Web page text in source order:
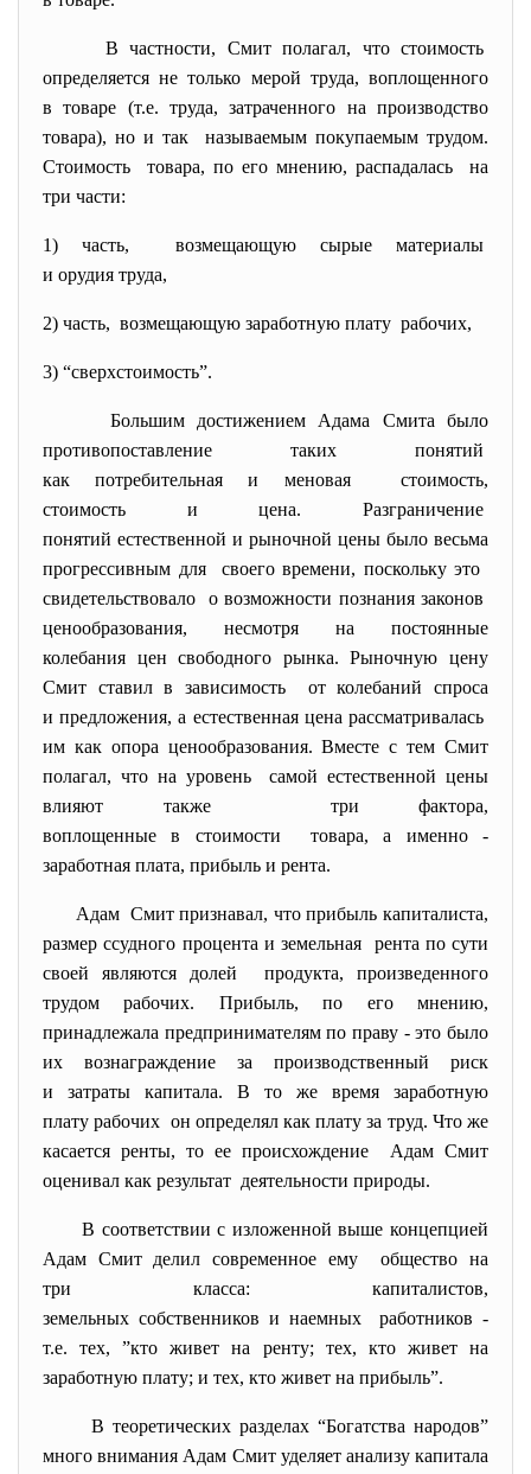
В частности, Смит полагал, что стоимость
определяется не только мерой труда, воплощенного
в товаре (т.е. труда, затраченного на производство
товара), но и так называемым покупаемым трудом.
Стоимость товара, по его мнению, распадалась на
три части:
1) часть, возмещающую сырые материалы
и орудия труда,
2) часть, возмещающую заработную плату рабочих,
3) “сверхстоимость”.
Большим достижением Адама Смита было
противопоставление таких понятий
как потребительная и меновая стоимость,
стоимость и цена. Разграничение
понятий естественной и рыночной цены было весьма
прогрессивным для своего времени, поскольку это
свидетельствовало о возможности познания законов
ценообразования, несмотря на постоянные
колебания цен свободного рынка. Рыночную цену
Смит ставил в зависимость от колебаний спроса
и предложения, а естественная цена рассматривалась
им как опора ценообразования. Вместе с тем Смит
полагал, что на уровень самой естественной цены
влияют также три фактора,
воплощенные в стоимости товара, а именно -
заработная плата, прибыль и рента.
Адам Смит признавал, что прибыль капиталиста,
размер ссудного процента и земельная рента по сути
своей являются долей продукта, произведенного
трудом рабочих. Прибыль, по его мнению,
принадлежала предпринимателям по праву - это было
их вознаграждение за производственный риск
и затраты капитала. В то же время заработную
плату рабочих он определял как плату за труд. Что же
касается ренты, то ее происхождение Адам Смит
оценивал как результат деятельности природы.
В соответствии с изложенной выше концепцией
Адам Смит делил современное ему общество на
три класса: капиталистов,
земельных собственников и наемных работников -
т.е. тех, ”кто живет на ренту; тех, кто живет на
заработную плату; и тех, кто живет на прибыль”.
В теоретических разделах “Богатства народов”
много внимания Адам Смит уделяет анализу капитала